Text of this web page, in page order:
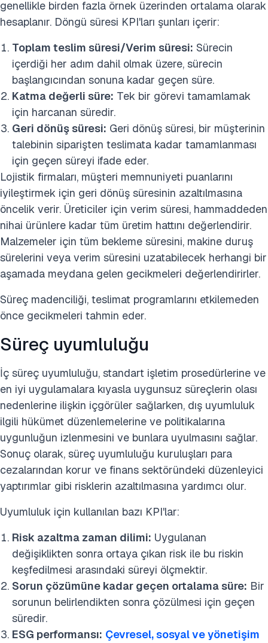
genellikle birden fazla örnek üzerinden ortalama olarak
hesaplanır. Döngü süresi KPI'ları şunları içerir:
Toplam teslim süresi/Verim süresi: Sürecin
içerdiği her adım dahil olmak üzere, sürecin
başlangıcından sonuna kadar geçen süre.
Katma değerli süre: Tek bir görevi tamamlamak
için harcanan süredir.
Geri dönüş süresi: Geri dönüş süresi, bir müşterinin
talebinin siparişten teslimata kadar tamamlanması
için geçen süreyi ifade eder.
Lojistik firmaları, müşteri memnuniyeti puanlarını
iyileştirmek için geri dönüş süresinin azaltılmasına
öncelik verir. Üreticiler için verim süresi, hammaddeden
nihai ürünlere kadar tüm üretim hattını değerlendirir.
Malzemeler için tüm bekleme süresini, makine duruş
sürelerini veya verim süresini uzatabilecek herhangi bir
aşamada meydana gelen gecikmeleri değerlendirirler.
Süreç madenciliği, teslimat programlarını etkilemeden
önce gecikmeleri tahmin eder.
Süreç uyumluluğu
İç süreç uyumluluğu, standart işletim prosedürlerine ve
en iyi uygulamalara kıyasla uygunsuz süreçlerin olası
nedenlerine ilişkin içgörüler sağlarken, dış uyumluluk
ilgili hükümet düzenlemelerine ve politikalarına
uygunluğun izlenmesini ve bunlara uyulmasını sağlar.
Sonuç olarak, süreç uyumluluğu kuruluşları para
cezalarından korur ve finans sektöründeki düzenleyici
yaptırımlar gibi risklerin azaltılmasına yardımcı olur.
Uyumluluk için kullanılan bazı KPI'lar:
Risk azaltma zaman dilimi: Uygulanan
değişiklikten sonra ortaya çıkan risk ile bu riskin
keşfedilmesi arasındaki süreyi ölçmektir.
Sorun çözümüne kadar geçen ortalama süre: Bir
sorunun belirlendikten sonra çözülmesi için geçen
süredir.
ESG performansı: Çevresel, sosyal ve yönetişim